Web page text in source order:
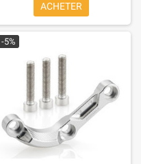
ACHETER
-5%